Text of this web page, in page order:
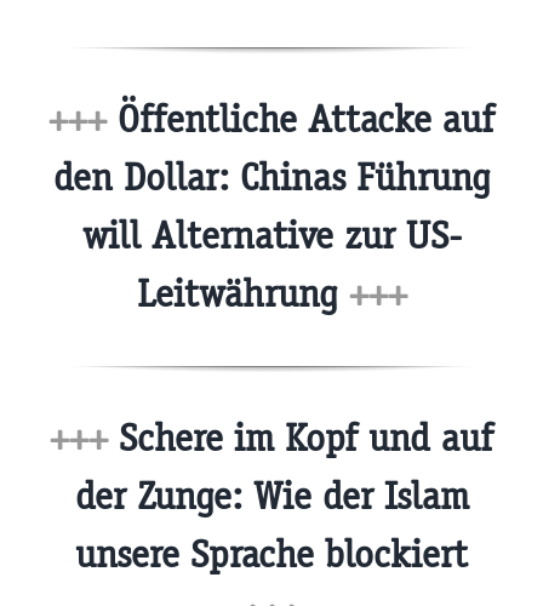
+++Öffentliche Attacke auf
den Dollar: Chinas Führung
will Alternative zur US-
Leitwährung +++
+++Schere im Kopf und auf
der Zunge: Wie der Islam
unsere Sprache blockiert